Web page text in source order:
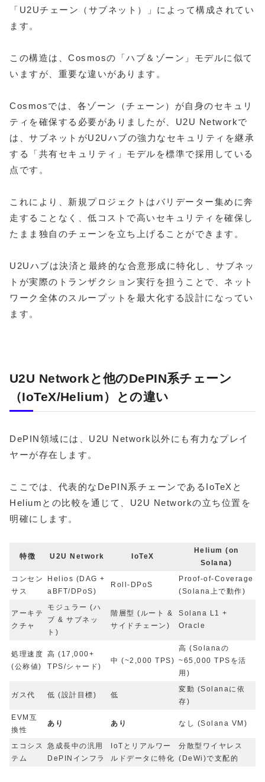
「U2Uチェーン（サブネット）」によって構成されてい
ます。
この構造は、Cosmosの「ハブ＆ゾーン」モデルに似て
いますが、重要な違いがあります。
Cosmosでは、各ゾーン（チェーン）が自身のセキュリ
ティを確保する必要がありましたが、U2U Networkで
は、サブネットがU2Uハブの強力なセキュリティを継承
する「共有セキュリティ」モデルを標準で採用している
点です。
これにより、新規プロジェクトはバリデーター集めに奔
走することなく、低コストで高いセキュリティを確保し
たまま独自のチェーンを立ち上げることができます。
U2Uハブは決済と最終的な合意形成に特化し、サブネッ
トが実際のトランザクション実行を担うことで、ネット
ワーク全体のスループットを最大化する設計になってい
ます。
U2U Networkと他のDePIN系チェーン
（IoTeX/Helium）との違い
DePIN領域には、U2U Network以外にも有力なプレイ
ヤーが存在します。
ここでは、代表的なDePIN系チェーンであるIoTeXと
Heliumとの比較を通じて、U2U Networkの立ち位置を
明確にします。
特徴 U2U Network IoTeX
Helium (on
Solana)
コンセン
サス
Helios (DAG +
aBFT/DPoS)
Roll-DPoS
Proof-of-Coverage
(Solana上で動作)
アーキテ
クチャ
モジュラー (ハ
ブ & サブネッ
ト)
階層型 (ルート &
サイドチェーン)
Solana L1 +
Oracle
処理速度
(公称値)
高 (17,000+
TPS/シャード)
中 (~2,000 TPS)
高 (Solanaの
~65,000 TPSを活
用)
ガス代 低 (設計目標) 低
変動 (Solanaに依
存)
EVM互
換性
あり あり なし (Solana VM)
エコシス
テム
急成長中の汎用
DePINインフラ
IoTとリアルワー
ルドデータに特化
分散型ワイヤレス
(DeWi)で支配的